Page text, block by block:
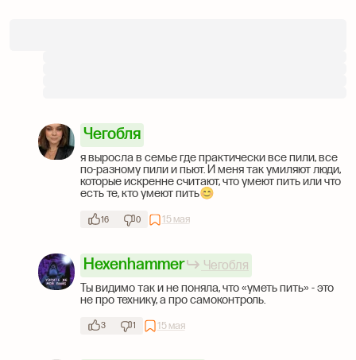
Чегобля
я выросла в семье где практически все пили, все
по-разному пили и пьют. И меня так умиляют люди,
которые искренне считают, что умеют пить или что
есть те, кто умеют пить😊
16 0 15 мая
Hexenhammer
Чегобля
Ты видимо так и не поняла, что «уметь пить» - это
не про технику, а про самоконтроль.
3 1 15 мая